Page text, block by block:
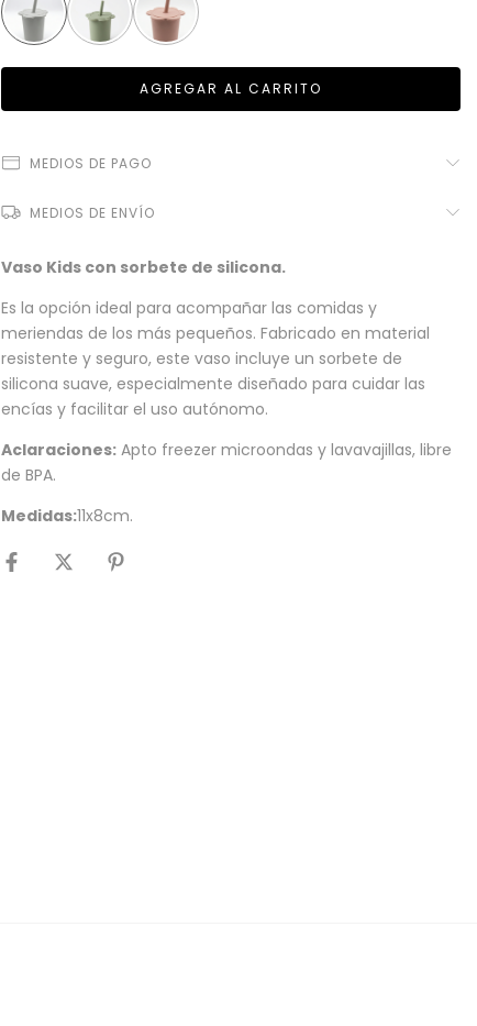
MEDIOS DE PAGO
MEDIOS DE ENVÍO
Vaso Kids con sorbete de silicona.
Es la opción ideal para acompañar las comidas y
meriendas de los más pequeños. Fabricado en material
resistente y seguro, este vaso incluye un sorbete de
silicona suave, especialmente diseñado para cuidar las
encías y facilitar el uso autónomo.
Aclaraciones: Apto freezer microondas y lavavajillas, libre
de BPA.
Medidas:11x8cm.